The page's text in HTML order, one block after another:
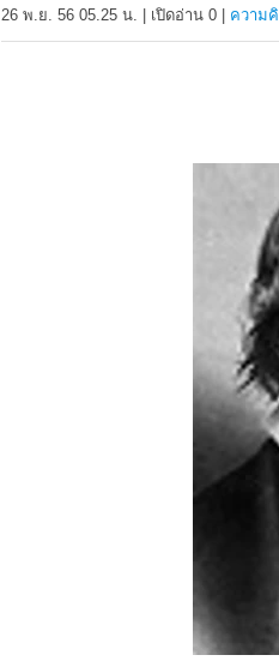
26 พ.ย. 56 05.25 น. เปิดอ่าน 0 ความ